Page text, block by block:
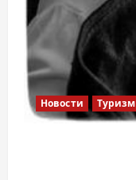
Новости Туризм